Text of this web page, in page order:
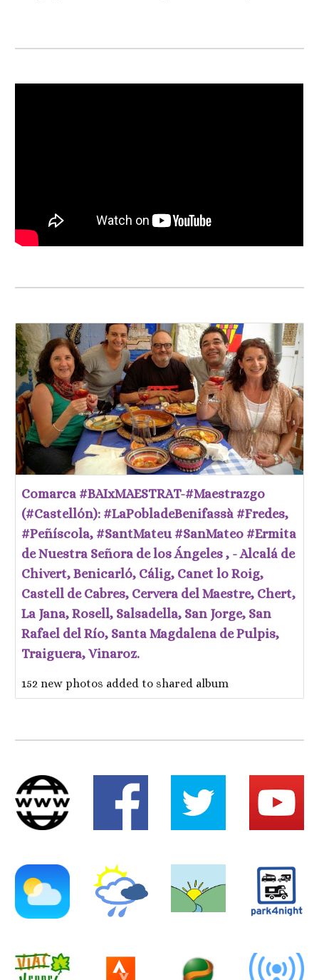
Comarca #BAIxMAESTRAT-#Maestrazgo
(#Castellón): #LaPobladeBenifassà #Fredes,
#Peñíscola, #SantMateu #SanMateo #Ermita
de Nuestra Señora de los Ángeles , - Alcalá de
Chivert, Benicarló, Cálig, Canet lo Roig,
Castell de Cabres, Cervera del Maestre, Chert,
La Jana, Rosell, Salsadella, San Jorge, San
Rafael del Río, Santa Magdalena de Pulpis,
Traiguera, Vinaroz.
152 new photos added to shared album